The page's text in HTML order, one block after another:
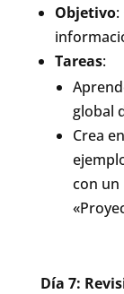
Objetivo:
Tareas:
global
Crea
con un
Día 7: